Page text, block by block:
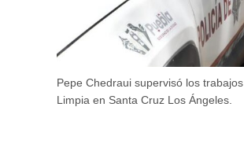
Pepe Chedraui supervisó los
Limpia en Santa Cruz Los Ángeles.